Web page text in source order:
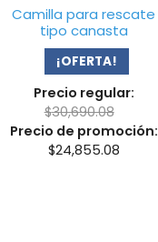
Camilla para rescate
tipo canasta
¡OFERTA!
Precio regular:
$30,690.08
Precio de promoción:
$24,855.08